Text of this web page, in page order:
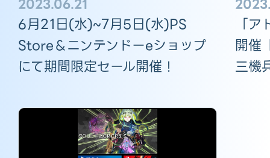
2023.06.21
6月21日(水)~7月5日(水)PS
Store＆ニンテンドーeショップ
にて期間限定セール開催！
「
開催
三機